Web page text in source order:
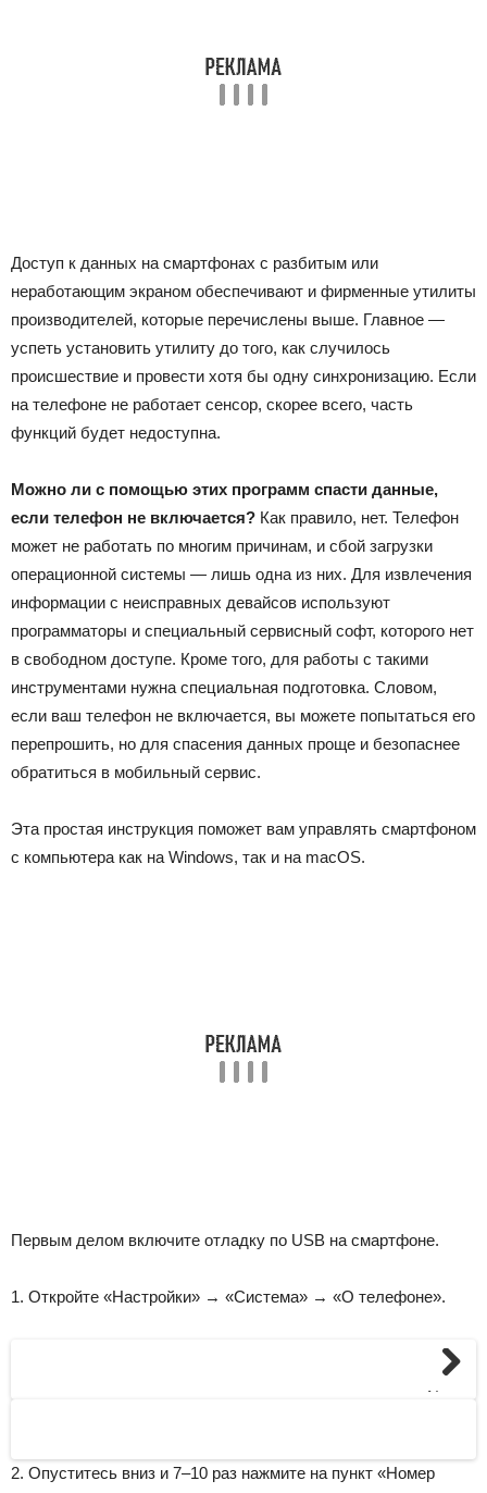
Доступ к данных на смартфонах с разбитым или
неработающим экраном обеспечивают и фирменные утилиты
производителей, которые перечислены выше. Главное —
успеть установить утилиту до того, как случилось
происшествие и провести хотя бы одну синхронизацию. Если
на телефоне не работает сенсор, скорее всего, часть
функций будет недоступна.
Можно ли с помощью этих программ спасти данные,
если телефон не включается? Как правило, нет. Телефон
может не работать по многим причинам, и сбой загрузки
операционной системы — лишь одна из них. Для извлечения
информации с неисправных девайсов используют
программаторы и специальный сервисный софт, которого нет
в свободном доступе. Кроме того, для работы с такими
инструментами нужна специальная подготовка. Словом,
если ваш телефон не включается, вы можете попытаться его
перепрошить, но для спасения данных проще и безопаснее
обратиться в мобильный сервис.
Эта простая инструкция поможет вам управлять смартфоном
с компьютера как на Windows, так и на macOS.
Первым делом включите отладку по USB на смартфоне.
1. Откройте «Настройки» → «Система» → «О телефоне».
Next
2. Опуститесь вниз и 7–10 раз нажмите на пункт «Номер